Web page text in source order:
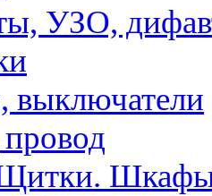
УЗО,
выключатели